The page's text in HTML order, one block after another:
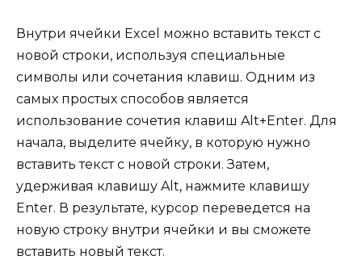
Внутри ячейки Excel можно вставить текст с
новой строки, используя специальные
символы или сочетания клавиш. Одним из
самых простых способов является
использование сочетия клавиш Alt+Enter. Для
начала, выделите ячейку, в которую нужно
вставить текст с новой строки. Затем,
удерживая клавишу Alt, нажмите клавишу
Enter. В результате, курсор переведется на
новую строку внутри ячейки и вы сможете
вставить новый текст.